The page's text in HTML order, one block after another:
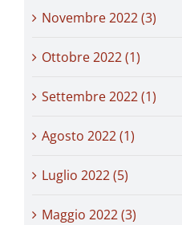
Novembre 2022 (3)
Ottobre 2022 (1)
Settembre 2022 (1)
Agosto 2022 (1)
Luglio 2022 (5)
Maggio 2022 (3)